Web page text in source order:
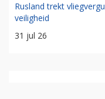
Rusland trekt
veiligheid
31 jul 26